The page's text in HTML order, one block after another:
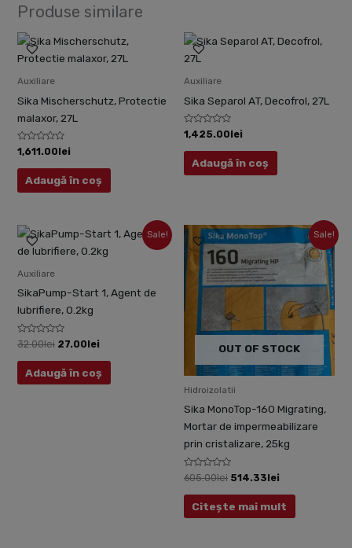
Produse similare
Auxiliare
Sika Mischerschutz, Protectie
malaxor, 27L
Evaluat
la
0
din
1,611.00lei
Adaugă în coș
Auxiliare
Sika Separol AT, Decofrol, 27L
Evaluat
la
0
din
1,425.00lei
Adaugă în coș
Sale!
Auxiliare
SikaPump-Start 1, Agent de
lubrifiere, 0.2kg
Evaluat
la
0
din
32.00lei
Prețul
inițial
a
27.00lei
Prețul
curent
este:
Adaugă în coș
Sale!
OUT OF STOCK
Hidroizolatii
Sika MonoTop-160 Migrating,
Mortar de impermeabilizare
prin cristalizare, 25kg
Evaluat
la
0
din
605.00lei
Prețul
inițial
a
fost:
605.00lei.
514.33lei
Prețul
curent
este:
514.33lei.
Citește mai mult